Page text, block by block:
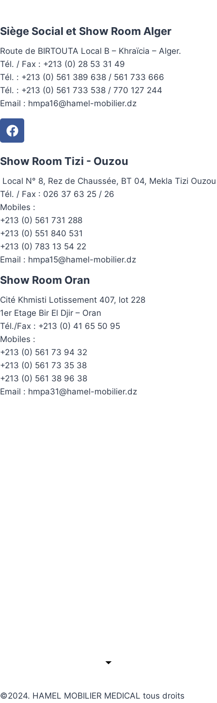
Siège Social et Show Room Alger
Route de BIRTOUTA Local B – Khraïcia – Alger.
Tél. / Fax : +213 (0) 28 53 31 49
Tél. : +213 (0) 561 389 638 / 561 733 666
Tél. : +213 (0) 561 733 538 / 770 127 244
Email : hmpa16@hamel-mobilier.dz
Show Room Tizi - Ouzou
Local N° 8, Rez de Chaussée, BT 04, Mekla Tizi Ouzou
Tél. / Fax : 026 37 63 25 / 26
Mobiles :
+213 (0) 561 731 288
+213 (0) 551 840 531
+213 (0) 783 13 54 22
Email : hmpa15@hamel-mobilier.dz
Show Room Oran
Cité Khmisti Lotissement 407, lot 228
1er Etage Bir El Djir – Oran
Tél./Fax : +213 (0) 41 65 50 95
Mobiles :
+213 (0) 561 73 94 32
+213 (0) 561 73 35 38
+213 (0) 561 38 96 38
Email : hmpa31@hamel-mobilier.dz
©2024. HAMEL MOBILIER MEDICAL tous droits